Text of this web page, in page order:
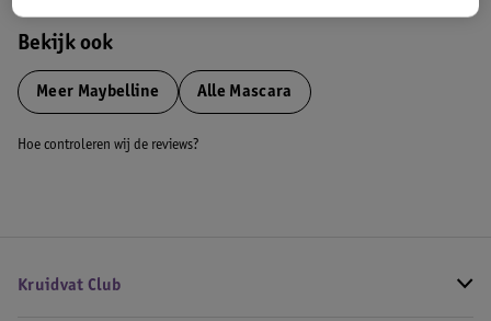
Bekijk ook
Meer Maybelline Alle Mascara
Hoe controleren wij de reviews?
Kruidvat Club